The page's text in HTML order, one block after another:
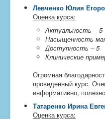
Левченко Юлия
Оценка курса:
Актуальность – 5
Насыщенность
Доступность – 5
Клинические
Огромная
проведенный курс.
информативно,
Татаренко Ирина
Оценка курса: